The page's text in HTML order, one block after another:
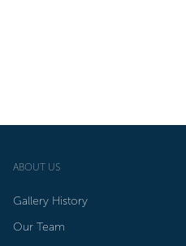
ABOUT US
Gallery History
Our Team